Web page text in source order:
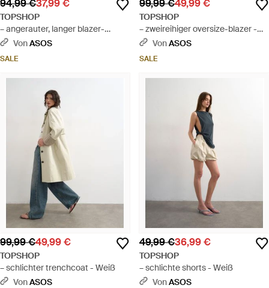
94,99 €37,99 €
TOPSHOP
– angerauter, langer blazer-
mantel - Braun
VonASOS
SALE
99,99 €49,99 €
TOPSHOP
– zweireihiger oversize-blazer -
BlauVonASOS
SALE
99,99 €49,99 €
TOPSHOP
– schlichter trenchcoat - Weiß
VonASOS
49,99 €36,99 €
TOPSHOP
– schlichte shorts - Weiß
VonASOS